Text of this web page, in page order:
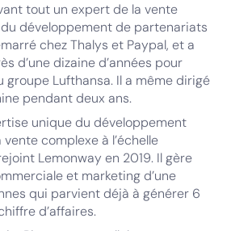
tout un expert de la vente
développement de partenariats
chez Thalys et Paypal, et a
d’une dizaine d’années pour
groupe Lufthansa. Il a même dirigé
pendant deux ans.
unique du développement
complexe à l’échelle
Lemonway en 2019. Il gère
et marketing d’une
qui parvient déjà à générer 6
d’affaires.